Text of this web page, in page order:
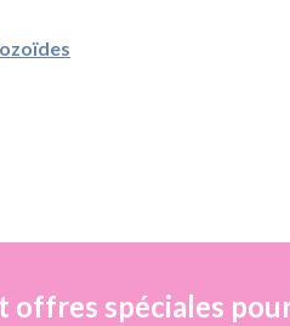
offres spéciales